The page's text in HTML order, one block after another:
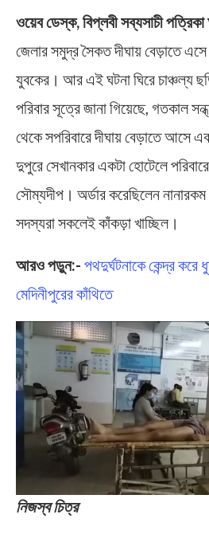
ওয়েব ডেস্ক, বিপ্লবী সব্যসাচী
জেলার সমুদ্র সৈকত দীঘায় বেড়াতে
যুবকের। আর এই ঘটনা ঘিরে চাঞ্চল্য
পরিবার সূত্রে জানা গিয়েছে, গতকাল
থেকে সপরিবারে দীঘায় বেড়াতে আসে
দুপুরে সেখানকার একটা হোটেলে
সৌম্যদীপ। অর্ডার করেছিলেন
সদস্যরা সকলেই কাঁকড়া খাচ্ছিল।
আরও পড়ুন:- পথদুর্ঘটনাকে কেন্দ্র করে
মেদিনীপুরের কাঁথিতে
নিজস্ব চিত্র